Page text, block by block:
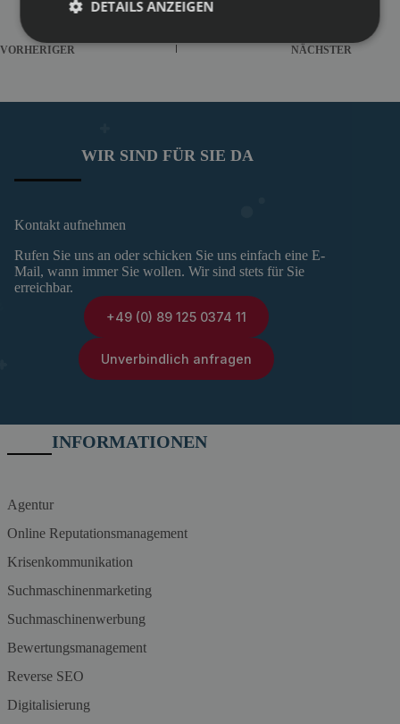
VORHERIGER NÄCHSTER
WIR SIND FÜR SIE DA
Kontakt aufnehmen
Rufen Sie uns an oder schicken Sie uns einfach eine E-
Mail, wann immer Sie wollen. Wir sind stets für Sie
erreichbar.
+49 (0) 89 125 0374 11
Unverbindlich anfragen
INFORMATIONEN
Agentur
Online Reputationsmanagement
Krisenkommunikation
Suchmaschinenmarketing
Suchmaschinenwerbung
Bewertungsmanagement
Reverse SEO
Digitalisierung
DETAILS ANZEIGEN